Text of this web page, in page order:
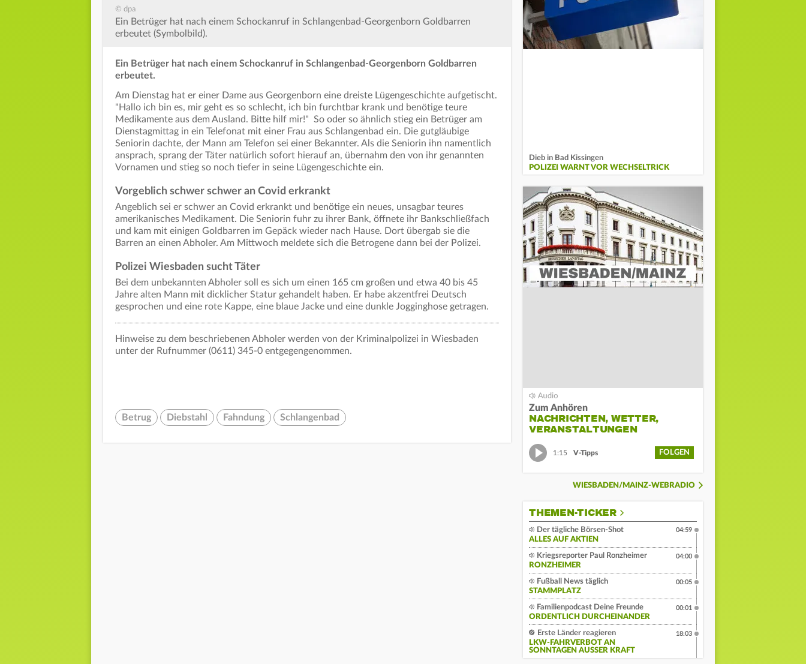
© dpa
Ein Betrüger hat nach einem Schockanruf in Schlangenbad-Georgenborn Goldbarren
erbeutet (Symbolbild).
Ein Betrüger hat nach einem Schockanruf in Schlangenbad-Georgenborn Goldbarren
erbeutet.
Am Dienstag hat er einer Dame aus Georgenborn eine dreiste Lügengeschichte aufgetischt.
"Hallo ich bin es, mir geht es so schlecht, ich bin furchtbar krank und benötige teure
Medikamente aus dem Ausland. Bitte hilf mir!" So oder so ähnlich stieg ein Betrüger am
Dienstagmittag in ein Telefonat mit einer Frau aus Schlangenbad ein. Die gutgläubige
Seniorin dachte, der Mann am Telefon sei einer Bekannter. Als die Seniorin ihn namentlich
ansprach, sprang der Täter natürlich sofort hierauf an, übernahm den von ihr genannten
Vornamen und stieg so noch tiefer in seine Lügengeschichte ein.
Vorgeblich schwer schwer an Covid erkrankt
Angeblich sei er schwer an Covid erkrankt und benötige ein neues, unsagbar teures
amerikanisches Medikament. Die Seniorin fuhr zu ihrer Bank, öffnete ihr Bankschließfach
und kam mit einigen Goldbarren im Gepäck wieder nach Hause. Dort übergab sie die
Barren an einen Abholer. Am Mittwoch meldete sich die Betrogene dann bei der Polizei.
Polizei Wiesbaden sucht Täter
Bei dem unbekannten Abholer soll es sich um einen 165 cm großen und etwa 40 bis 45
Jahre alten Mann mit dicklicher Statur gehandelt haben. Er habe akzentfrei Deutsch
gesprochen und eine rote Kappe, eine blaue Jacke und eine dunkle Jogginghose getragen.
Hinweise zu dem beschriebenen Abholer werden von der Kriminalpolizei in Wiesbaden
unter der Rufnummer (0611) 345-0 entgegengenommen.
Betrug Diebstahl Fahndung Schlangenbad
Dieb in Bad Kissingen
POLIZEI WARNT VOR WECHSELTRICK
Zum Anhören
NACHRICHTEN, WETTER,
VERANSTALTUNGEN
1:15 V-Tipps FOLGEN
WIESBADEN/MAINZ-WEBRADIO
THEMEN-TICKER
Der tägliche Börsen-Shot
ALLES AUF AKTIEN
04:59
Kriegsreporter Paul Ronzheimer
RONZHEIMER
04:00
Fußball News täglich
STAMMPLATZ
00:05
Familienpodcast Deine Freunde
ORDENTLICH DURCHEINANDER
00:01
Erste Länder reagieren
LKW-FAHRVERBOT AN
SONNTAGEN AUSSER KRAFT
18:03